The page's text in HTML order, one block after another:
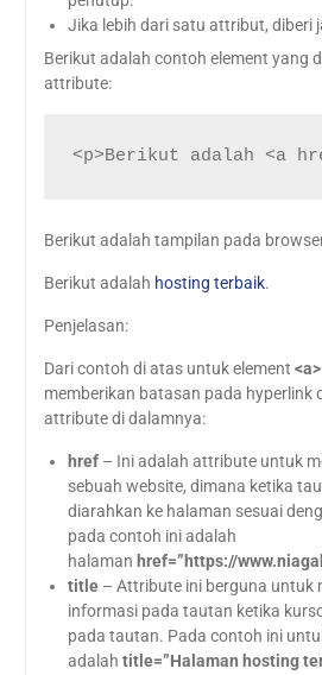
Jika lebih dari satu attribut, diberi
Berikut adalah contoh element yang
attribute:
<p>Berikut adalah <a
Berikut adalah tampilan pada
Berikut adalah hosting terbaik.
Penjelasan:
Dari contoh di atas untuk element <a>
memberikan batasan pada hyperlink
attribute di dalamnya:
href– Ini adalah attribute untuk
sebuah website, dimana ketika
diarahkan ke halaman sesuai
pada contoh ini adalah
halaman href=”https://
title– Attribute ini berguna untuk
informasi pada tautan ketika
pada tautan. Pada contoh ini
adalah title=”Halaman hosting